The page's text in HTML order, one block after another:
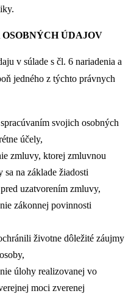
ÚDAJOV
v súlade s čl. 6 nariadenia a
jedného z týchto právnych
svojich osobných
účely,
zmluvy, ktorej zmluvnou
sa na základe žiadosti
uzatvorením zmluvy,
zákonnej povinnosti
životne dôležité záujmy
úlohy realizovanej vo
moci zverenej